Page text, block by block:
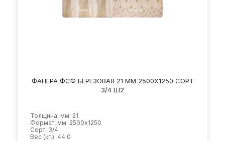
ФАНЕРА ФСФ БЕРЕЗОВАЯ 21 ММ 2500Х1250 СОРТ
3/4 Ш2
Толщина, мм: 21
Формат, мм: 2500х1250
Сорт: 3/4
Вес (кг.): 44.0